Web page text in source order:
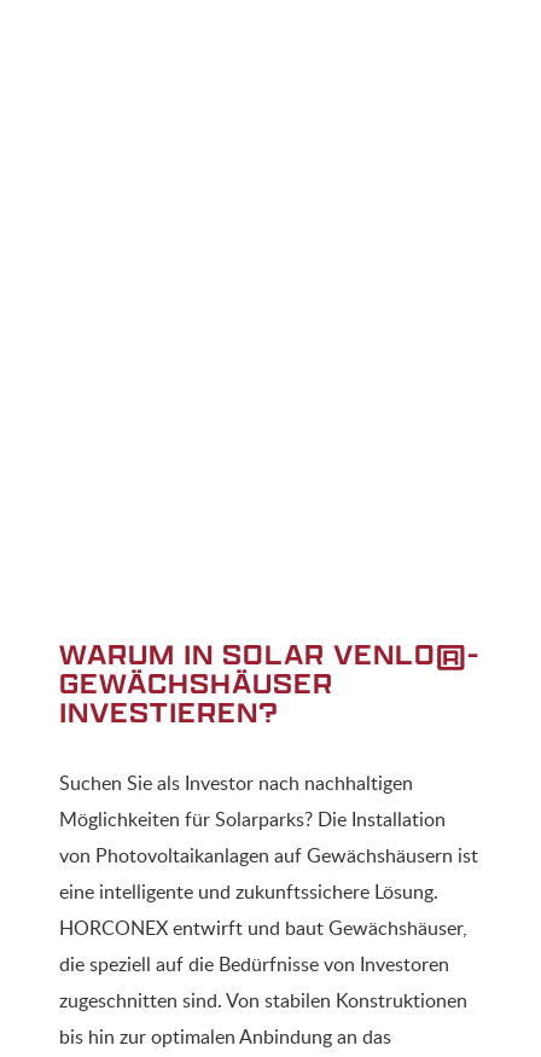
WARUM IN SOLAR VENLO®-
GEWÄCHSHÄUSER
INVESTIEREN?
Suchen Sie als Investor nach nachhaltigen
Möglichkeiten für Solarparks? Die Installation
von Photovoltaikanlagen auf Gewächshäusern ist
eine intelligente und zukunftssichere Lösung.
HORCONEX entwirft und baut Gewächshäuser,
die speziell auf die Bedürfnisse von Investoren
zugeschnitten sind. Von stabilen Konstruktionen
bis hin zur optimalen Anbindung an das